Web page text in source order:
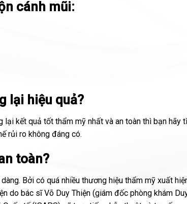
cánh mũi:
lại hiệu quả?
kết quả tốt thẩm mỹ nhất và an toàn thì bạn hãy
rủi ro không đáng có.
toàn?
Bởi có quá nhiều thương hiệu thẩm mỹ xuất
do bác sĩ Võ Duy Thiện (giám đốc phòng khám